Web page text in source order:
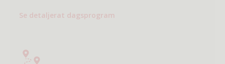
Se detaljerat dagsprogram